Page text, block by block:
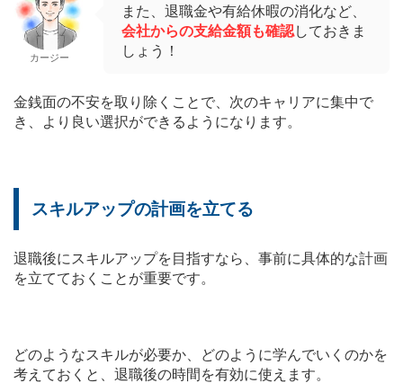
カージー
また、退職金や有給休暇の消化など、
会社からの支給金額も確認しておきま
しょう！
金銭面の不安を取り除くことで、次のキャリアに集中で
き、より良い選択ができるようになります。
スキルアップの計画を立てる
退職後にスキルアップを目指すなら、事前に具体的な計画
を立てておくことが重要です。
どのようなスキルが必要か、どのように学んでいくのかを
考えておくと、退職後の時間を有効に使えます。